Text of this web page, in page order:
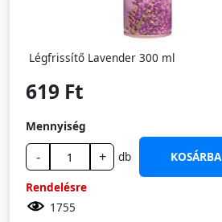
Légfrissítő Lavender 300 ml
619 Ft
Mennyiség
- + db
KOSÁRBA
Rendelésre
1755